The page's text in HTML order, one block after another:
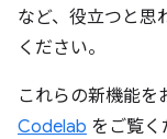
など、役立つと思
ください。
これらの新機能を
Codelab をご覧く